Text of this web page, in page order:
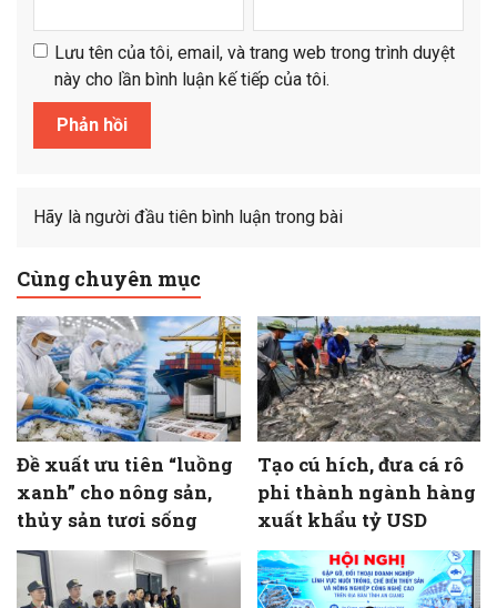
Lưu tên của tôi, email, và trang web trong trình duyệt
này cho lần bình luận kế tiếp của tôi.
Hãy là người đầu tiên bình luận trong bài
Cùng chuyên mục
Đề xuất ưu tiên “luồng
xanh” cho nông sản,
thủy sản tươi sống
Tạo cú hích, đưa cá rô
phi thành ngành hàng
xuất khẩu tỷ USD